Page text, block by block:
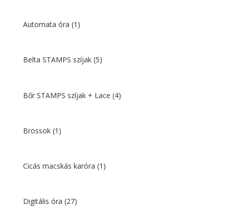
Automata óra (1)
Belta STAMPS szíjak (5)
Bőr STAMPS szíjak + Lace (4)
Brossok (1)
Cicás macskás karóra (1)
Digitális óra (27)